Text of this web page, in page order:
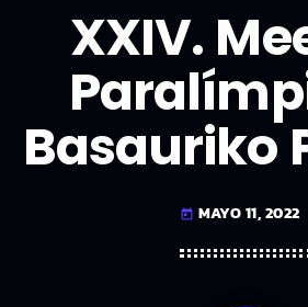
XXIV.
Basauriko
today MAYO 11, 2022